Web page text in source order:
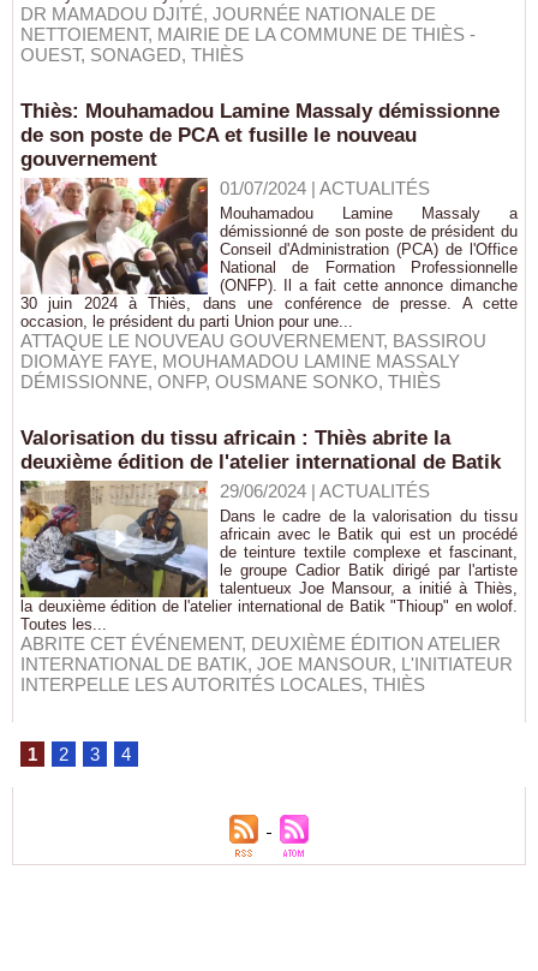
DR MAMADOU DJITÉ, JOURNÉE NATIONALE DE
NETTOIEMENT, MAIRIE DE LA COMMUNE DE THIÈS -
OUEST, SONAGED, THIÈS
Thiès: Mouhamadou Lamine Massaly démissionne
de son poste de PCA et fusille le nouveau
gouvernement
01/07/2024| ACTUALITÉS
Mouhamadou Lamine Massaly a
démissionné de son poste de président du
Conseil d'Administration (PCA) de l'Office
National de Formation Professionnelle
(ONFP). Il a fait cette annonce dimanche
30 juin 2024 à Thiès, dans une conférence de presse. A cette
occasion, le président du parti Union pour une...
ATTAQUE LE NOUVEAU GOUVERNEMENT, BASSIROU
DIOMAYE FAYE, MOUHAMADOU LAMINE MASSALY
DÉMISSIONNE, ONFP, OUSMANE SONKO, THIÈS
Valorisation du tissu africain : Thiès abrite la
deuxième édition de l'atelier international de Batik
29/06/2024| ACTUALITÉS
Dans le cadre de la valorisation du tissu
africain avec le Batik qui est un procédé
de teinture textile complexe et fascinant,
le groupe Cadior Batik dirigé par l'artiste
talentueux Joe Mansour, a initié à Thiès,
la deuxième édition de l'atelier international de Batik "Thioup" en wolof.
Toutes les...
ABRITE CET ÉVÉNEMENT, DEUXIÈME ÉDITION ATELIER
INTERNATIONAL DE BATIK, JOE MANSOUR, L'INITIATEUR
INTERPELLE LES AUTORITÉS LOCALES, THIÈS
1 2 3 4